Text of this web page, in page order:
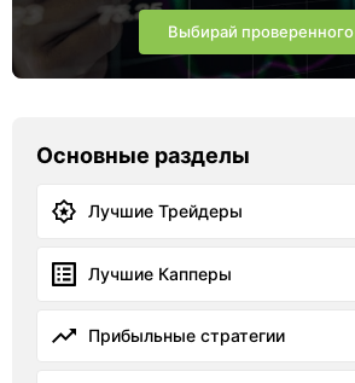
Выбирай проверенного
Основные разделы
Лучшие Трейдеры
Лучшие Капперы
Прибыльные стратегии